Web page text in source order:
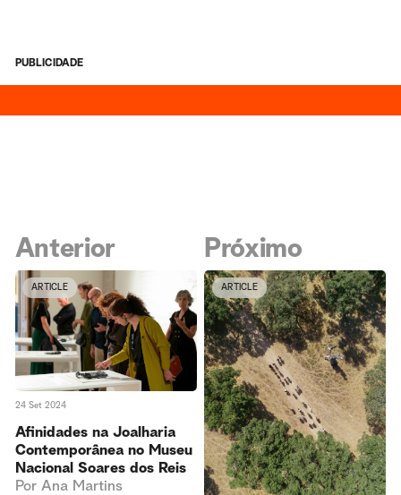
PUBLICIDADE
Anterior
ARTICLE
24 Set 2024
Afinidades na Joalharia
Contemporânea no Museu
Nacional Soares dos Reis
Por Ana Martins
Próximo
ARTICLE